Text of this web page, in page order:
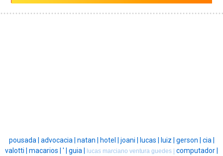
pousada | advocacia | natan | hotel | joani | lucas | luiz | gerson | cia |
valotti | macarios | ' | guia | lucas marciano ventura guedes | computador |